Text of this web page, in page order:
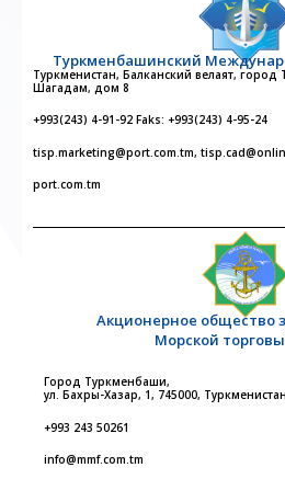
Туркменбашинский
Туркменистан, Балканский велаят,
Шагадам, дом 8
+993(243) 4-91-92 Faks: +993(243) 4-95-24
tisp.marketing@port.com.tm,
port.com.tm
Акционерное общество
Морской
Город Туркменбаши,
ул. Бахры-Хазар, 1, 745000, Туркменистан
+993 243 50261
info@mmf.com.tm